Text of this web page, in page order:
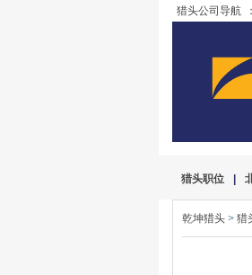
猎头公司导航
猎头职位
乾坤猎头 > 猎